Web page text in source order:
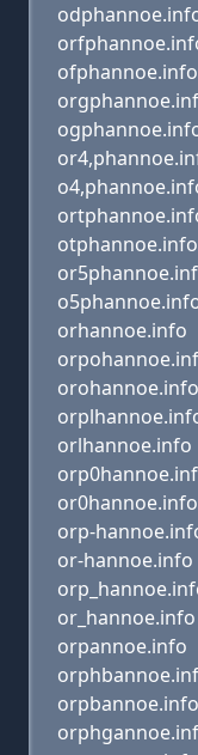
ofphannoe.info
otphannoe.info
orhannoe.info
orohannoe.info
orlhannoe.info
or0hannoe.info
orp-
or-hannoe.info
or_hannoe.info
orpannoe.info
orpbannoe.info